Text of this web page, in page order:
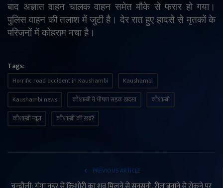
बाद अज्ञात वाहन चालक वाहन समेत मौके से फरार हो गया।
पुलिस वाहन की तलाश में जुटी है। देर रात हुए हादसे से मृतकों के
परिजनों में कोहराम मचा है।
Tags:
Horrific road accident in Kaushambi
Kaushambi
Kaushambi news
कौशाम्बी में भीषण सड़क हादसा
कौशाम्बी
कौशाम्बी न्यूज़
कौशाम्बी की ख़बरें
PREVIOUS ARTICLE